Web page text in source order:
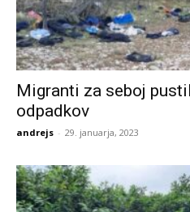
Migranti za seboj
odpadkov
andrejs - 29. januarja, 2023